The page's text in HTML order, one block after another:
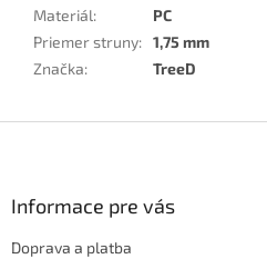
Materiál:
PC
Priemer struny: 1,75 mm
Značka: TreeD
Informace pre vás
Doprava a platba